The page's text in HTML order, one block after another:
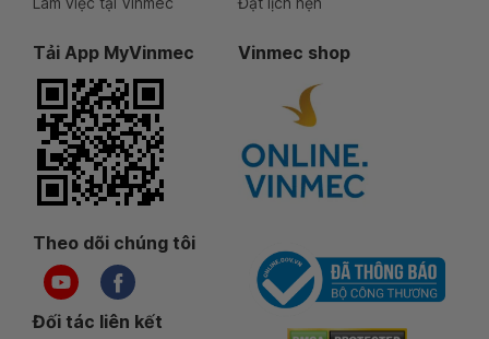
Tải App MyVinmec Vinmec shop
Theo dõi chúng tôi
Đối tác liên kết